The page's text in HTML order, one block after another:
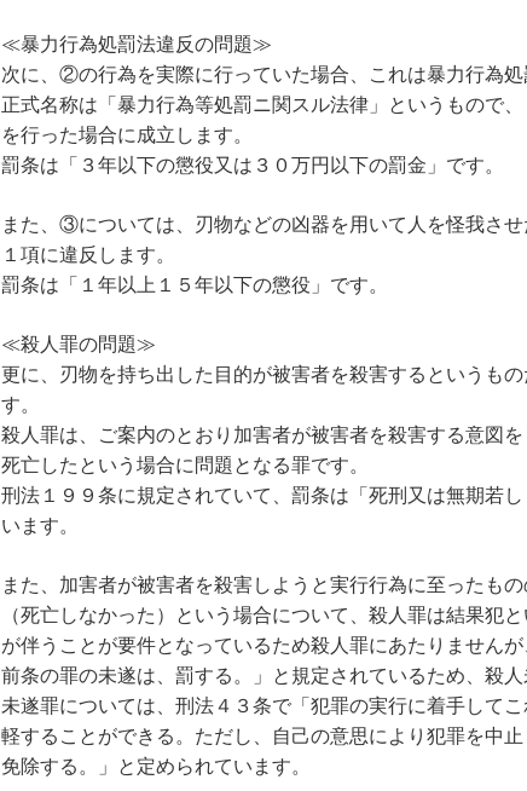
≪暴力行為処罰法違反の問題≫
次に、②の行為を実際に行っていた場合、これは暴力行為処
正式名称は「暴力行為等処罰ニ関スル法律」というもので
を行った場合に成立します。
罰条は「３年以下の懲役又は３０万円以下の罰金」です。
また、③については、刃物などの凶器を用いて人を怪我さ
１項に違反します。
罰条は「１年以上１５年以下の懲役」です。
≪殺人罪の問題≫
更に、刃物を持ち出した目的が被害者を殺害するというも
す。
殺人罪は、ご案内のとおり加害者が被害者を殺害する意図
死亡したという場合に問題となる罪です。
刑法１９９条に規定されていて、罰条は「死刑又は無期若
います。
また、加害者が被害者を殺害しようと実行行為に至ったも
（死亡しなかった）という場合について、殺人罪は結果犯
が伴うことが要件となっているため殺人罪にあたりません
前条の罪の未遂は、罰する。」と規定されているため、殺人
未遂罪については、刑法４３条で「犯罪の実行に着手して
軽することができる。ただし、自己の意思により犯罪を中
免除する。」と定められています。